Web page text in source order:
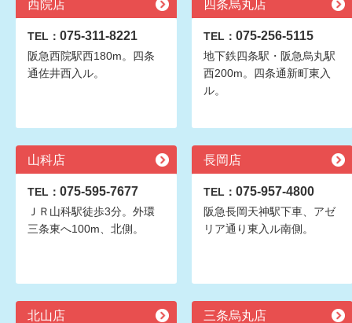
西院店
TEL： 075-311-8221
阪急西院駅西180m。四条
通佐井西入ル。
四条烏丸店
TEL： 075-256-5115
地下鉄四条駅・阪急烏丸駅
西200m。四条通新町東入
ル。
山科店
TEL： 075-595-7677
ＪＲ山科駅徒歩3分。外環
三条東へ100m、北側。
長岡店
TEL： 075-957-4800
阪急長岡天神駅下車、アゼ
リア通り東入ル南側。
北山店 三条烏丸店